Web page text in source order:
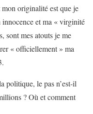
originalité est que je
innocence et ma « virginité
sont mes atouts je me
« officiellement » ma
politique, le pas n’est-il
? Où et comment